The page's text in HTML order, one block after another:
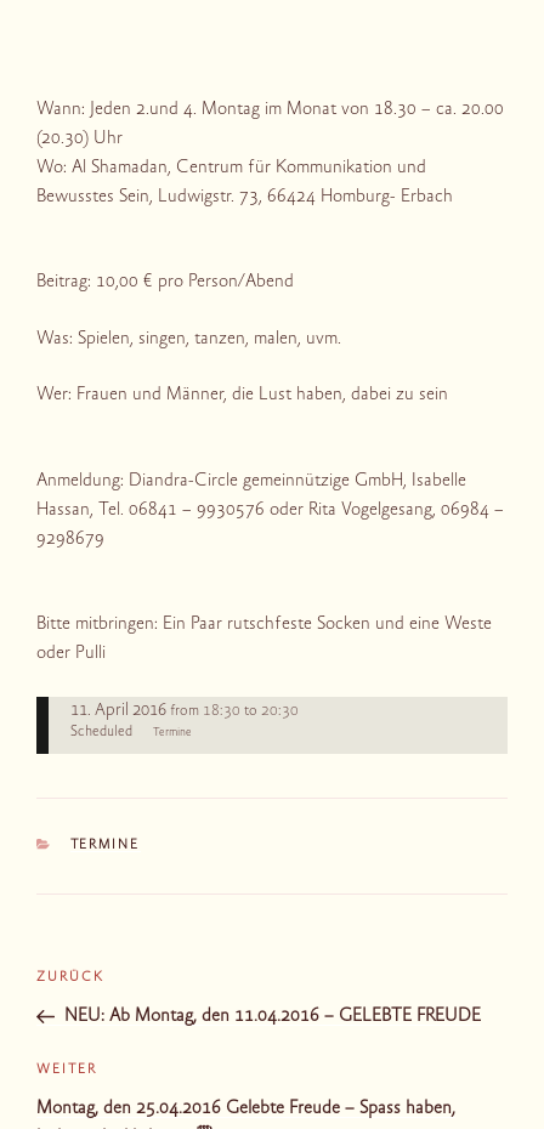
Wann: Jeden 2.und 4. Montag im Monat von 18.30 – ca. 20.00
(20.30) Uhr
Wo: Al Shamadan, Centrum für Kommunikation und
Bewusstes Sein, Ludwigstr. 73, 66424 Homburg- Erbach
Beitrag: 10,00 € pro Person/Abend
Was: Spielen, singen, tanzen, malen, uvm.
Wer: Frauen und Männer, die Lust haben, dabei zu sein
Anmeldung: Diandra-Circle gemeinnützige GmbH, Isabelle
Hassan, Tel. 06841 – 9930576 oder Rita Vogelgesang, 06984 –
9298679
Bitte mitbringen: Ein Paar rutschfeste Socken und eine Weste
oder Pulli
11. April 2016 from 18:30 to 20:30
Scheduled Termine
KATEGORIEN
TERMINE
Beitragsnavigation
Vorheriger
Beitrag
ZURÜCK
NEU: Ab Montag, den 11.04.2016 – GELEBTE FREUDE
Nächster
Beitrag
WEITER
Montag, den 25.04.2016 Gelebte Freude – Spass haben,